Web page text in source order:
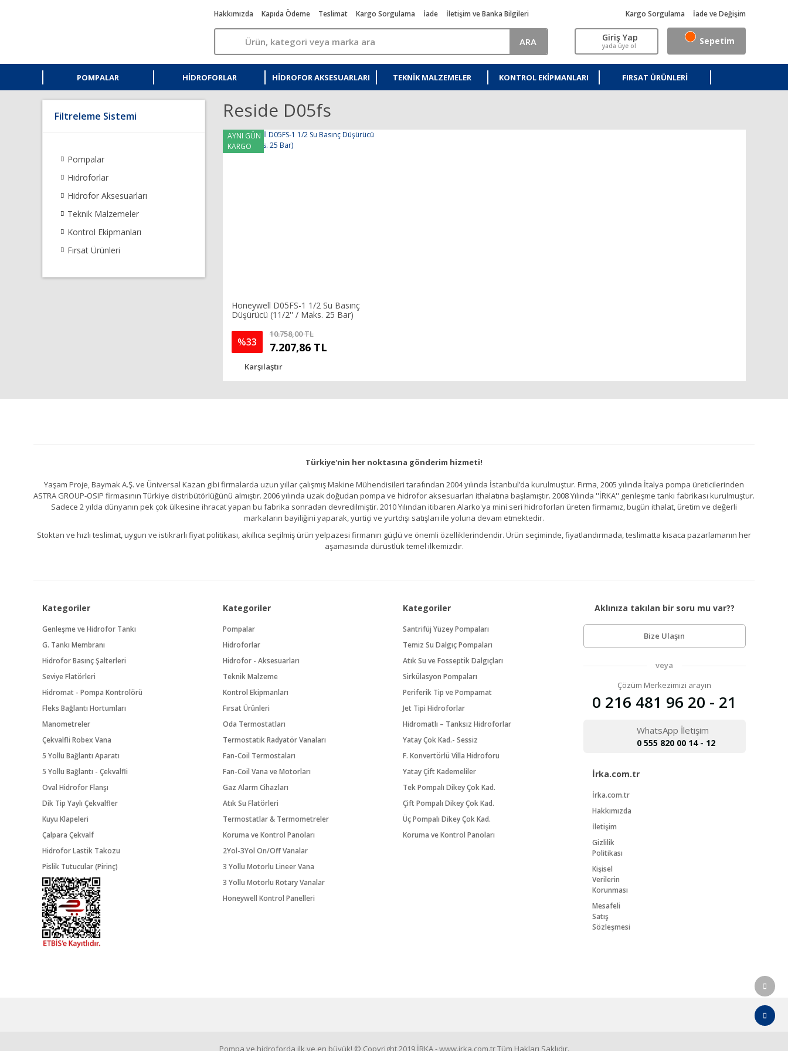
Hakkımızda Kapıda Ödeme Teslimat Kargo Sorgulama İade İletişim ve Banka Bilgileri
ARA
Kargo Sorgulama İade ve Değişim
Giriş Yap
yada üye ol Sepetim
POMPALAR HIDROFORLAR HIDROFOR AKSESUARLARI TEKNIK MALZEMELER KONTROL EKIPMANLARI FIRSAT ÜRÜNLERI
Filtreleme Sistemi
Pompalar
Hidroforlar
Hidrofor Aksesuarları
Teknik Malzemeler
Kontrol Ekipmanları
Fırsat Ürünleri
Reside D05fs
AYNI GÜN
KARGO
Honeywell D05FS-1 1/2 Su Basınç
Düşürücü (11/2'' / Maks. 25 Bar)
%33
10.758,00 TL
7.207,86 TL
Karşılaştır
Türkiye'nin her noktasına gönderim hizmeti!
Yaşam Proje, Baymak A.Ş. ve Üniversal Kazan gibi firmalarda uzun yıllar çalışmış Makine Mühendisileri tarafından 2004 yılında İstanbul’da kurulmuştur. Firma, 2005 yılında İtalya pompa üreticilerinden
ASTRA GROUP-OSIP firmasının Türkiye distribütörlüğünü almıştır. 2006 yılında uzak doğudan pompa ve hidrofor aksesuarları ithalatına başlamıştır. 2008 Yılında ''İRKA'' genleşme tankı fabrikası kurulmuştur.
Sadece 2 yılda dünyanın pek çok ülkesine ihracat yapan bu fabrika sonradan devredilmiştir. 2010 Yılından itibaren Alarko'ya mini seri hidroforları üreten firmamız, bugün ithalat, üretim ve değerli
markaların bayiliğini yaparak, yurtiçi ve yurtdışı satışları ile yoluna devam etmektedir.
Stoktan ve hızlı teslimat, uygun ve istikrarlı fiyat politikası, akıllıca seçilmiş ürün yelpazesi firmanın güçlü ve önemli özelliklerindendir. Ürün seçiminde, fiyatlandırmada, teslimatta kısaca pazarlamanın her
aşamasında dürüstlük temel ilkemizdir.
Kategoriler
Genleşme ve Hidrofor Tankı
G. Tankı Membranı
Hidrofor Basınç Şalterleri
Seviye Flatörleri
Hidromat - Pompa Kontrolörü
Fleks Bağlantı Hortumları
Manometreler
Çekvalfli Robex Vana
5 Yollu Bağlantı Aparatı
5 Yollu Bağlantı - Çekvalfli
Oval Hidrofor Flanşı
Dik Tip Yaylı Çekvalfler
Kuyu Klapeleri
Çalpara Çekvalf
Hidrofor Lastik Takozu
Pislik Tutucular (Pirinç)
Kategoriler
Pompalar
Hidroforlar
Hidrofor - Aksesuarları
Teknik Malzeme
Kontrol Ekipmanları
Fırsat Ürünleri
Oda Termostatları
Termostatik Radyatör Vanaları
Fan-Coil Termostaları
Fan-Coil Vana ve Motorları
Gaz Alarm Cihazları
Atık Su Flatörleri
Termostatlar & Termometreler
Koruma ve Kontrol Panoları
2Yol-3Yol On/Off Vanalar
3 Yollu Motorlu Lineer Vana
3 Yollu Motorlu Rotary Vanalar
Honeywell Kontrol Panelleri
Kategoriler
Santrifüj Yüzey Pompaları
Temiz Su Dalgıç Pompaları
Atık Su ve Fosseptik Dalgıçları
Sirkülasyon Pompaları
Periferik Tip ve Pompamat
Jet Tipi Hidroforlar
Hidromatlı – Tanksız Hidroforlar
Yatay Çok Kad.- Sessiz
F. Konvertörlü Villa Hidroforu
Yatay Çift Kademeliler
Tek Pompalı Dikey Çok Kad.
Çift Pompalı Dikey Çok Kad.
Üç Pompalı Dikey Çok Kad.
Koruma ve Kontrol Panoları
Aklınıza takılan bir soru mu var??
Bize Ulaşın
veya
Çözüm Merkezimizi arayın
0 216 481 96 20 - 21
WhatsApp İletişim
0 555 820 00 14 - 12
İrka.com.tr
İrka.com.tr
Hakkımızda
İletişim
Gizlilik
Politikası
Kişisel
Verilerin
Korunması
Mesafeli
Satış
Sözleşmesi